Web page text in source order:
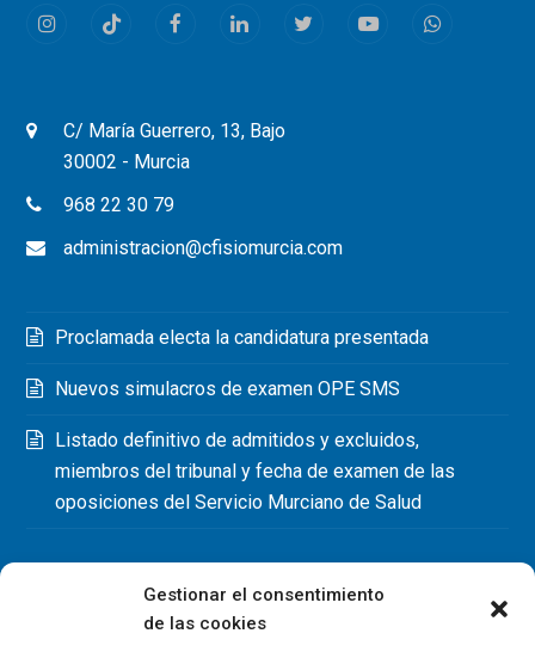
Gestionar el consentimiento
de las cookies
InstagramTiktok FacebookLinkedInTwitterYoutubeWhatsapp
C/ María Guerrero, 13, Bajo
30002 - Murcia
968 22 30 79
administracion@cfisiomurcia.com
Proclamada electa la candidatura presentada
Nuevos simulacros de examen OPE SMS
Listado definitivo de admitidos y excluidos,
miembros del tribunal y fecha de examen de las
oposiciones del Servicio Murciano de Salud